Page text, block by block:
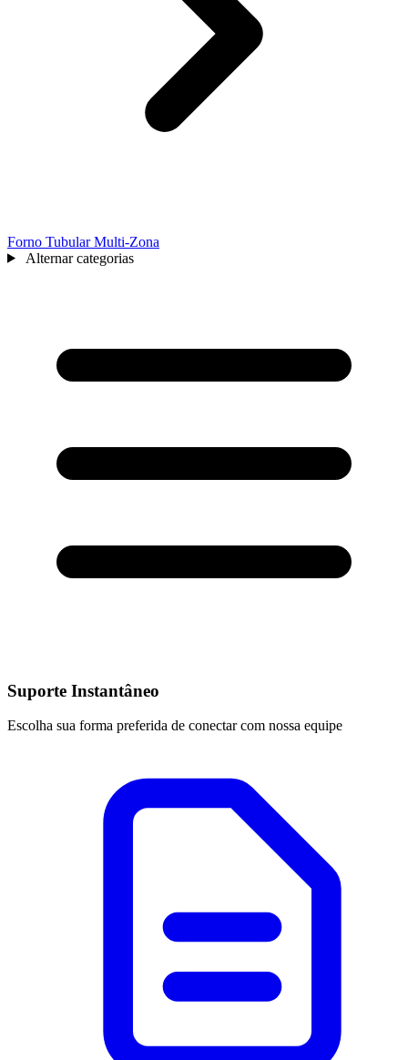
Forno Tubular Multi-Zona
Alternar categorias
Suporte Instantâneo
Escolha sua forma preferida de conectar com nossa equipe